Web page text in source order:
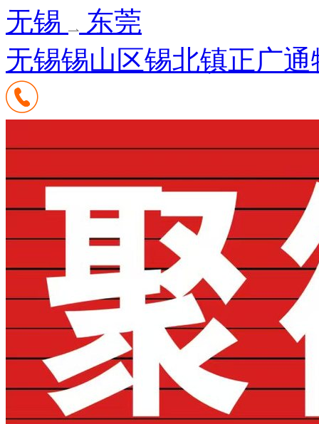
无锡
东莞
无锡锡山区锡北镇正广